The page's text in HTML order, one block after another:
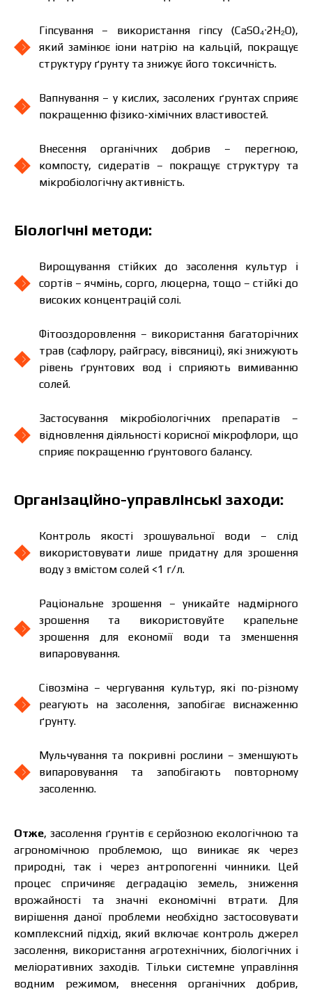
Гіпсування – використання гіпсу (CaSO₄·2H₂O),
який замінює іони натрію на кальцій, покращує
структуру ґрунту та знижує його токсичність.
Вапнування – у кислих, засолених ґрунтах сприяє
покращенню фізико-хімічних властивостей.
Внесення органічних добрив – перегною,
компосту, сидератів – покращує структуру та
мікробіологічну активність.
Біологічні методи:
Вирощування стійких до засолення культур і
сортів – ячмінь, сорго, люцерна, тощо – стійкі до
високих концентрацій солі.
Фітооздоровлення – використання багаторічних
трав (сафлору, райграсу, вівсяниці), які знижують
рівень ґрунтових вод і сприяють вимиванню
солей.
Застосування мікробіологічних препаратів –
відновлення діяльності корисної мікрофлори, що
сприяє покращенню ґрунтового балансу.
Організаційно-управлінські заходи:
Контроль якості зрошувальної води – слід
використовувати лише придатну для зрошення
воду з вмістом солей <1 г/л.
Раціональне зрошення – уникайте надмірного
зрошення та використовуйте крапельне
зрошення для економії води та зменшення
випаровування.
Сівозміна – чергування культур, які по-різному
реагують на засолення, запобігає виснаженню
ґрунту.
Мульчування та покривні рослини – зменшують
випаровування та запобігають повторному
засоленню.
Отже, засолення ґрунтів є серйозною екологічною та
агрономічною проблемою, що виникає як через
природні, так і через антропогенні чинники. Цей
процес спричиняє деградацію земель, зниження
врожайності та значні економічні втрати. Для
вирішення даної проблеми необхідно застосовувати
комплексний підхід, який включає контроль джерел
засолення, використання агротехнічних, біологічних і
меліоративних заходів. Тільки системне управління
водним режимом, внесення органічних добрив,